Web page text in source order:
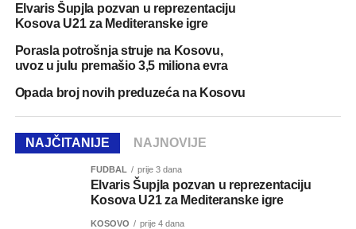
Elvaris Šupjla pozvan u reprezentaciju
Kosova U21 za Mediteranske igre
Porasla potrošnja struje na Kosovu,
uvoz u julu premašio 3,5 miliona evra
Opada broj novih preduzeća na Kosovu
NAJČITANIJE NAJNOVIJE
FUDBAL prije 3 dana
Elvaris Šupjla pozvan u reprezentaciju
Kosova U21 za Mediteranske igre
KOSOVO prije 4 dana